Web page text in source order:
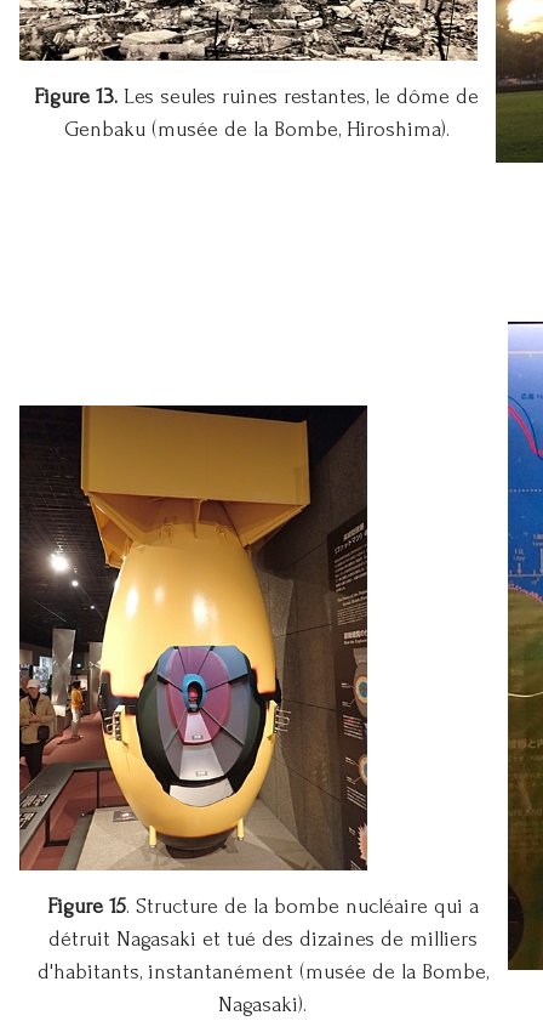
Figure 13. Les seules ruines restantes, le dôme de
Genbaku (musée de la Bombe, Hiroshima).
Figure 15. Structure de la bombe nucléaire qui a
détruit Nagasaki et tué des dizaines de milliers
d'habitants, instantanément (musée de la Bombe,
Nagasaki).